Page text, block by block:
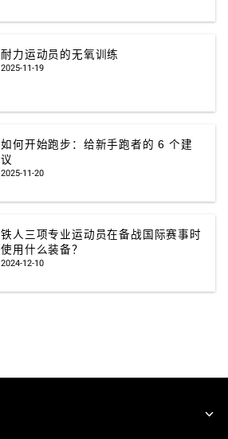
耐力运动员的无氧训练
2025-11-19
如何开始跑步：给新手跑者的 6 个建
议
2025-11-20
铁人三项专业运动员在备战国际赛事时
使用什么装备？
2024-12-10